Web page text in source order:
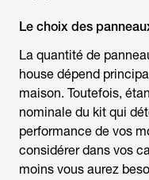
Le choix des
La quantité de
house dépend
maison. Toutefois,
nominale du kit qui
performance de vos
considérer dans vos
moins vous aurez